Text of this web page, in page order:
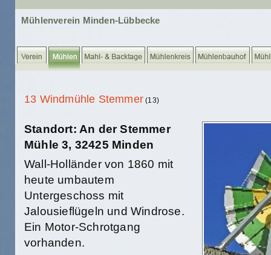
Mühlenverein Minden-Lübbecke
13 Windmühle Stemmer (13)
Standort: An der Stemmer
Mühle 3, 32425 Minden
Wall-Holländer von 1860 mit
heute umbautem
Untergeschoss mit
Jalousieflügeln und Windrose.
Ein Motor-Schrotgang
vorhanden.